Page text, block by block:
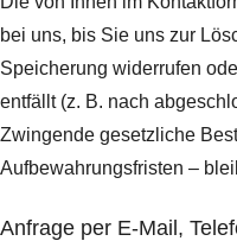
bei uns, bis Sie uns zur
Speicherung widerrufen
entfällt (z. B. nach
Zwingende gesetzliche
Aufbewahrungsfristen –
Anfrage per E-Mail,